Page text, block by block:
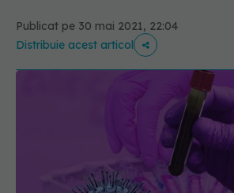
Publicat pe 30 mai 2021, 22:04
Distribuie acest articol